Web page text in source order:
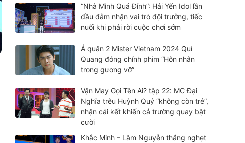
“Nhà Mình Quá Đỉnh”: Hải Yến Idol lần
đầu đảm nhận vai trò đội trưởng, tiếc
nuối khi phải rời cuộc chơi sớm
Á quân 2 Mister Vietnam 2024 Quí
Quang đóng chính phim “Hôn nhân
trong gương vỡ”
Vận May Gọi Tên Ai? tập 22: MC Đại
Nghĩa trêu Huỳnh Quý “không còn trẻ”,
nhận cái kết khiến cả trường quay bật
cười
Khắc Minh – Lâm Nguyễn thắng nghẹt